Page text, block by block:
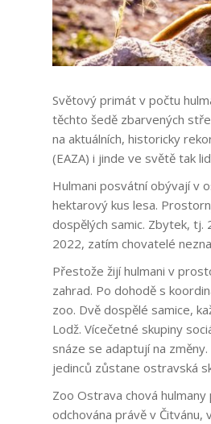
Světový primát v počtu
těchto šedě zbarvených
na aktuálních, historicky
(EAZA) i jinde ve světě tak
Hulmani posvátní obývají v
hektarový kus lesa.
dospělých samic. Zbytek, tj.
2022, zatím chovatelé
Přestože žijí hulmani v
zahrad. Po dohodě s
zoo. Dvě dospělé samice,
Lodž. Vícečetné skupiny
snáze se adaptují na
jedinců zůstane ostravská
Zoo Ostrava chová
odchována právě v Čitvánu,